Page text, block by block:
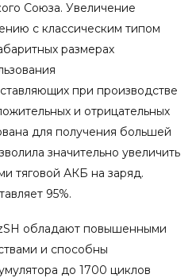
Союза. Увеличение
с классическим типом
размерах
при производстве
и отрицательных
для получения большей
значительно увеличить
тяговой АКБ на заряд.
95%.
обладают повышенными
и способны
до 1700 циклов